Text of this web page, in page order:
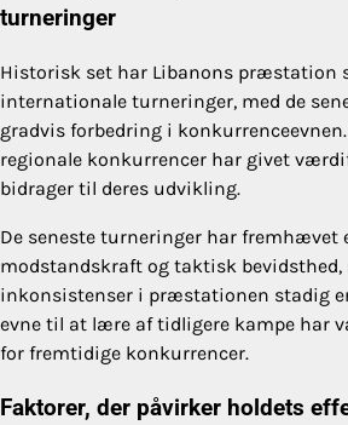
turneringer
Historisk set har Libanons præstation
internationale turneringer, med de
gradvis forbedring i konkurrenceevnen.
regionale konkurrencer har givet
bidrager til deres udvikling.
De seneste turneringer har fremhævet
modstandskraft og taktisk bevidsthed,
inkonsistenser i præstationen stadig
evne til at lære af tidligere kampe har
for fremtidige konkurrencer.
Faktorer, der påvirker holdets